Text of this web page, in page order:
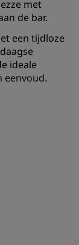
met
de bar.
een tijdloze
ideale
eenvoud.